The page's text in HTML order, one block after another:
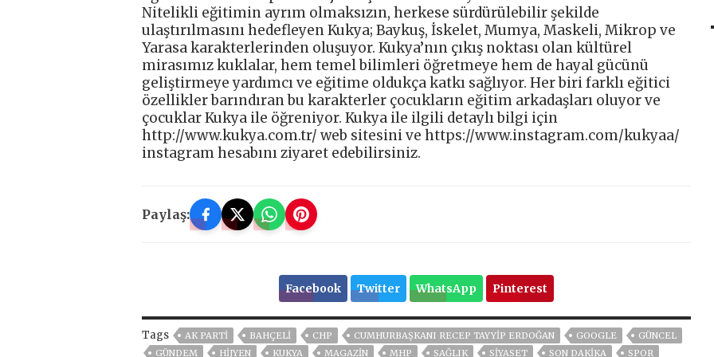
Nitelikli eğitimin ayrım olmaksızın, herkese sürdürülebilir şekilde
ulaştırılmasını hedefleyen Kukya; Baykuş, İskelet, Mumya, Maskeli, Mikrop ve
Yarasa karakterlerinden oluşuyor. Kukya’nın çıkış noktası olan kültürel
mirasımız kuklalar, hem temel bilimleri öğretmeye hem de hayal gücünü
geliştirmeye yardımcı ve eğitime oldukça katkı sağlıyor. Her biri farklı eğitici
özellikler barındıran bu karakterler çocukların eğitim arkadaşları oluyor ve
çocuklar Kukya ile öğreniyor. Kukya ile ilgili detaylı bilgi için
http://www.kukya.com.tr/ web sitesini ve https://www.instagram.com/kukyaa/
instagram hesabını ziyaret edebilirsiniz.
Paylaş:
Facebook Twitter WhatsApp Pinterest
Tags AK PARTİ BAHÇELİ CHP CUMHURBAŞKANI RECEP TAYYIP ERDOĞAN GOOGLE
GÜNCEL
GÜNDEM
HİJYEN KUKYA MAGAZİN MHP SAĞLIK SİYASET SON DAKIKA SPOR